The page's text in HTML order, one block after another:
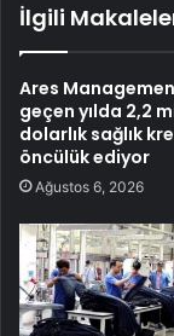
İlgili
Ares
geçen yılda 2,2
dolarlık sağlık
öncülük ediyor
Ağustos 6, 2026